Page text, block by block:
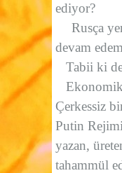
ediyor?
Rusça
devam
Tabii ki
Ekonomik
Çerkessiz
Putin
yazan,
tahammül